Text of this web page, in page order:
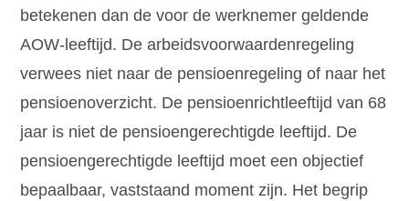
betekenen dan de voor de werknemer geldende
AOW-leeftijd. De arbeidsvoorwaardenregeling
verwees niet naar de pensioenregeling of naar het
pensioenoverzicht. De pensioenrichtleeftijd van 68
jaar is niet de pensioengerechtigde leeftijd. De
pensioengerechtigde leeftijd moet een objectief
bepaalbaar, vaststaand moment zijn. Het begrip